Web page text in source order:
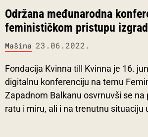
Održana međunarodna
feminističkom pristupu
Mašina 23.06.2022.
Fondacija Kvinna till Kvinna je 16.
digitalnu konferenciju na temu
Zapadnom Balkanu osvrnuvši se na
ratu i miru, ali i na trenutnu situaciju